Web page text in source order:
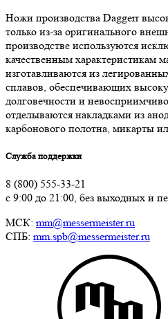
Ножи производства Daggerr
только из-за оригинального
производстве используются
качественным характеристикам
изготавливаются из
сплавов, обеспечивающих
долговечности и
отделываются накладками из
карбонового полотна, микарты
Служба поддержки
8 (800) 555-33-21
с 9:00 до 21:00, без выходных и
МСК: mm@messermeister.ru
СПБ: mm.spb@messermeister.ru